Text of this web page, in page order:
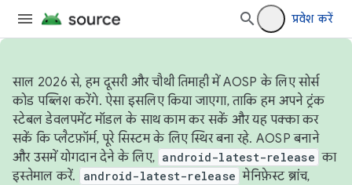
प्रवेश करें
साल 2026 से, हम दूसरी और चौथी तिमाही में AOSP के लिए सोर्स
कोड पब्लिश करेंगे. ऐसा इसलिए किया जाएगा, ताकि हम अपने ट्रंक
स्टेबल डेवलपमेंट मॉडल के साथ काम कर सकें और यह पक्का कर
सकें कि प्लैटफ़ॉर्म, पूरे सिस्टम के लिए स्थिर बना रहे. AOSP बनाने
और उसमें योगदान देने के लिए, android-latest-release का
इस्तेमाल करें.
android-latest-release मेनिफ़ेस्ट ब्रांच,